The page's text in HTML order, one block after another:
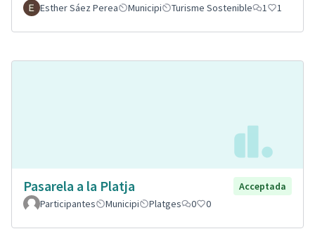
Esther Sáez Perea
Municipi Turisme Sostenible 1 1
Pasarela a la Platja
Acceptada
Participantes
Municipi Platges 0 0